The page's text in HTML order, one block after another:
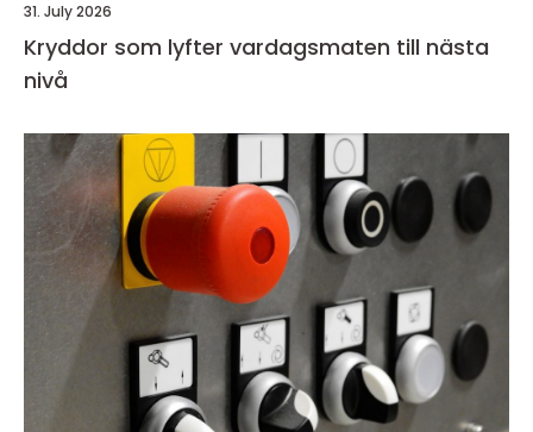
31. July 2026
Kryddor som lyfter vardagsmaten till nästa
nivå